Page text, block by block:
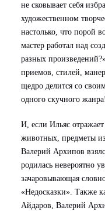
не сковывает себя
художественном
настолько, что порой
мастер работал над
разных
приемов, стилей,
щедро делится со
одного скучного
И, если Ильяс
животных, предметы
Валерий Архипов
родилась невероятно
зачаровывающая
«Недосказки». Также
Айдаров, Валерий